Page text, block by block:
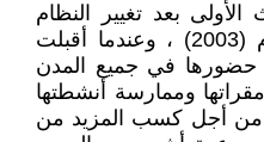
الأولى بعد تغيير النظام
السياسي في العراق في عام (2003) ، وعندما أقبلت
حضورها في جميع المدن
وممارسة أنشطتها
من أجل كسب المزيد من